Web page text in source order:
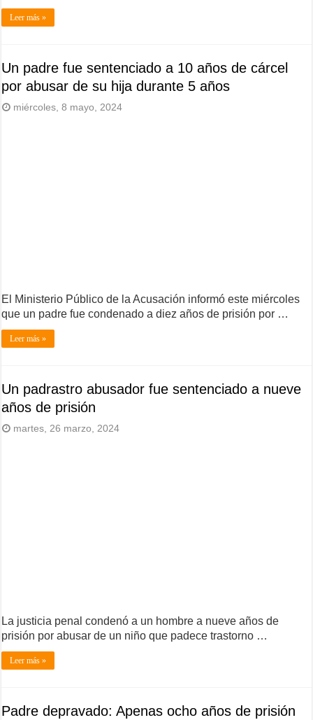
Leer más »
Un padre fue sentenciado a 10 años de cárcel
por abusar de su hija durante 5 años
miércoles, 8 mayo, 2024
El Ministerio Público de la Acusación informó este miércoles
que un padre fue condenado a diez años de prisión por …
Leer más »
Un padrastro abusador fue sentenciado a nueve
años de prisión
martes, 26 marzo, 2024
La justicia penal condenó a un hombre a nueve años de
prisión por abusar de un niño que padece trastorno …
Leer más »
Padre depravado: Apenas ocho años de prisión